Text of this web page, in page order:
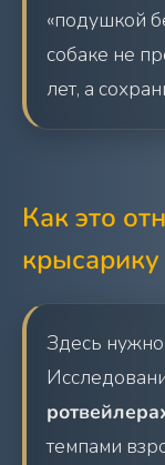
«подушкой
собаке не
лет, а
Как это
крысарику
Здесь
темпами